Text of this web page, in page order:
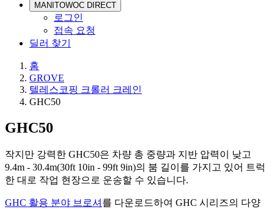
MANITOWOC DIRECT
로그인
접속 요청
딜러 찾기
홈
GROVE
텔레스코핑 크롤러 크레인
GHC50
GHC50
작지만 강력한 GHC50은 차량 총 중량과 지반 압력이 낮고
9.4m - 30.4m(30ft 10in - 99ft 9in)의 붐 길이를 가지고 있어 트럭
한 대로 작업 현장으로 운송할 수 있습니다.
GHC 활용 분야 브로셔 를 다운로드하여 GHC 시리즈의 다양